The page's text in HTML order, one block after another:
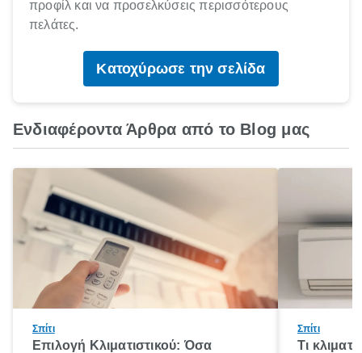
προφίλ και να προσελκύσεις περισσότερους
πελάτες.
Κατοχύρωσε την σελίδα
Ενδιαφέροντα Άρθρα από το Blog μας
Σπίτι
Επιλογή Κλιματιστικού: Όσα
Σπίτι
Τι